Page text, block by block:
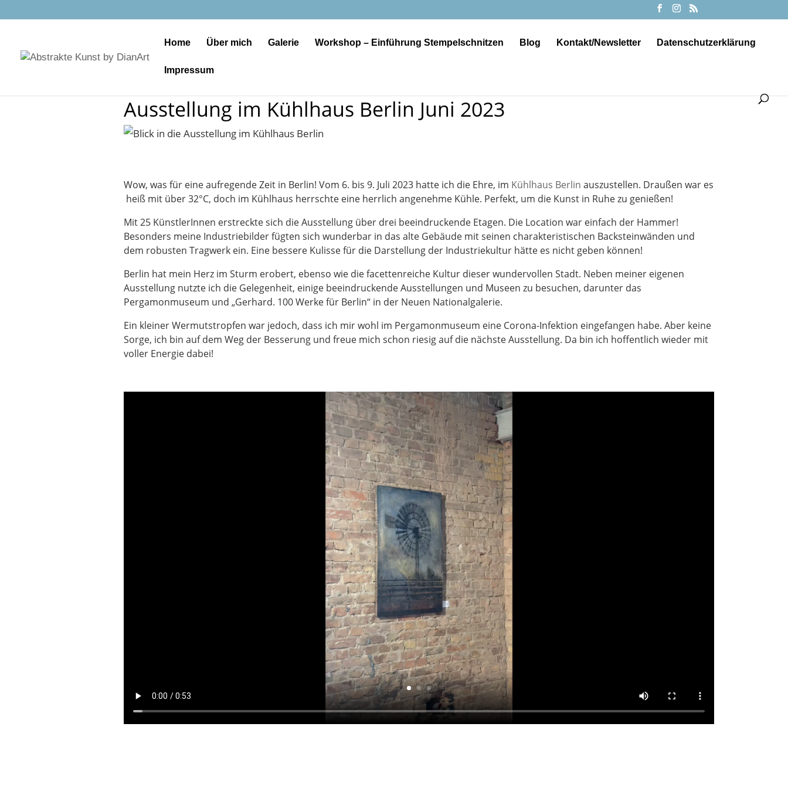
Home Über mich Galerie Workshop – Einführung Stempelschnitzen Blog Kontakt/Newsletter Datenschutzerklärung
Impressum
Ausstellung im Kühlhaus Berlin Juni 2023
Wow, was für eine aufregende Zeit in Berlin! Vom 6. bis 9. Juli 2023 hatte ich die Ehre, im Kühlhaus Berlin auszustellen. Draußen war es
heiß mit über 32°C, doch im Kühlhaus herrschte eine herrlich angenehme Kühle. Perfekt, um die Kunst in Ruhe zu genießen!
Mit 25 KünstlerInnen erstreckte sich die Ausstellung über drei beeindruckende Etagen. Die Location war einfach der Hammer!
Besonders meine Industriebilder fügten sich wunderbar in das alte Gebäude mit seinen charakteristischen Backsteinwänden und
dem robusten Tragwerk ein. Eine bessere Kulisse für die Darstellung der Industriekultur hätte es nicht geben können!
Berlin hat mein Herz im Sturm erobert, ebenso wie die facettenreiche Kultur dieser wundervollen Stadt. Neben meiner eigenen
Ausstellung nutzte ich die Gelegenheit, einige beeindruckende Ausstellungen und Museen zu besuchen, darunter das
Pergamonmuseum und „Gerhard. 100 Werke für Berlin“ in der Neuen Nationalgalerie.
Ein kleiner Wermutstropfen war jedoch, dass ich mir wohl im Pergamonmuseum eine Corona-Infektion eingefangen habe. Aber keine
Sorge, ich bin auf dem Weg der Besserung und freue mich schon riesig auf die nächste Ausstellung. Da bin ich hoffentlich wieder mit
voller Energie dabei!